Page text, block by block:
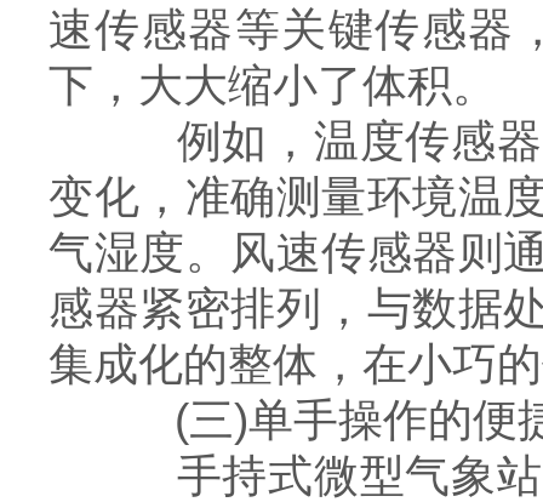
速传感器等关键传感器
下，大大缩小了体积。
例如，温度传感器
变化，准确测量环境温
气湿度。风速传感器则
感器紧密排列，与数据
集成化的整体，在小巧
(三)单手操作的便
手持式微型气象站